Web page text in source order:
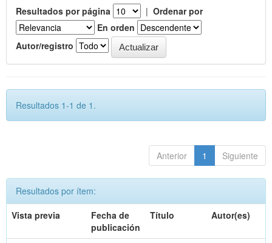
Resultados por página | Ordenar por
En orden
Autor/registro
Resultados 1-1 de 1.
Anterior 1 Siguiente
Resultados por ítem:
Vista previa
Fecha de
publicación
Título Autor(es)